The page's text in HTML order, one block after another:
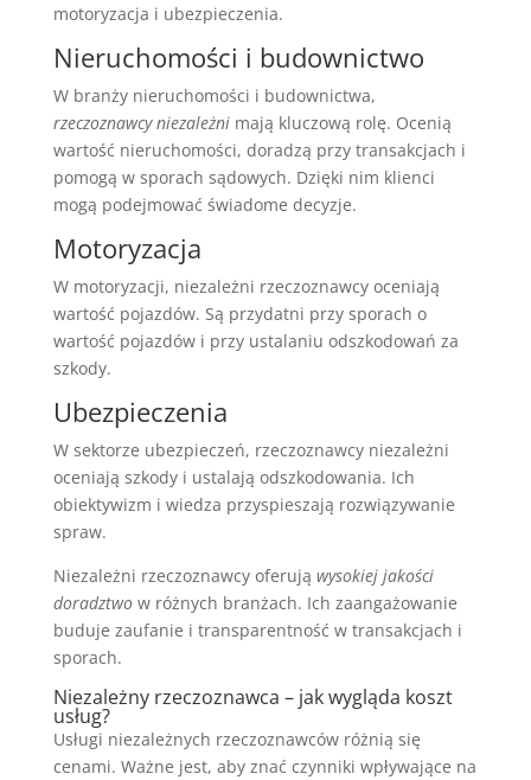
motoryzacja i ubezpieczenia.
Nieruchomości i budownictwo
W branży nieruchomości i budownictwa,
rzeczoznawcy niezależnimają kluczową rolę. Ocenią
wartość nieruchomości, doradzą przy transakcjach i
pomogą w sporach sądowych. Dzięki nim klienci
mogą podejmować świadome decyzje.
Motoryzacja
W motoryzacji, niezależni rzeczoznawcy oceniają
wartość pojazdów. Są przydatni przy sporach o
wartość pojazdów i przy ustalaniu odszkodowań za
szkody.
Ubezpieczenia
W sektorze ubezpieczeń, rzeczoznawcy niezależni
oceniają szkody i ustalają odszkodowania. Ich
obiektywizm i wiedza przyspieszają rozwiązywanie
spraw.
Niezależni rzeczoznawcy oferują wysokiej jakości
doradztwow różnych branżach. Ich zaangażowanie
buduje zaufanie i transparentność w transakcjach i
sporach.
Niezależny rzeczoznawca – jak wygląda koszt
usług?
Usługi niezależnych rzeczoznawców różnią się
cenami. Ważne jest, aby znać czynniki wpływające na